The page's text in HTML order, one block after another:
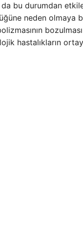
bu durumdan
neden olmaya
hastalıkların